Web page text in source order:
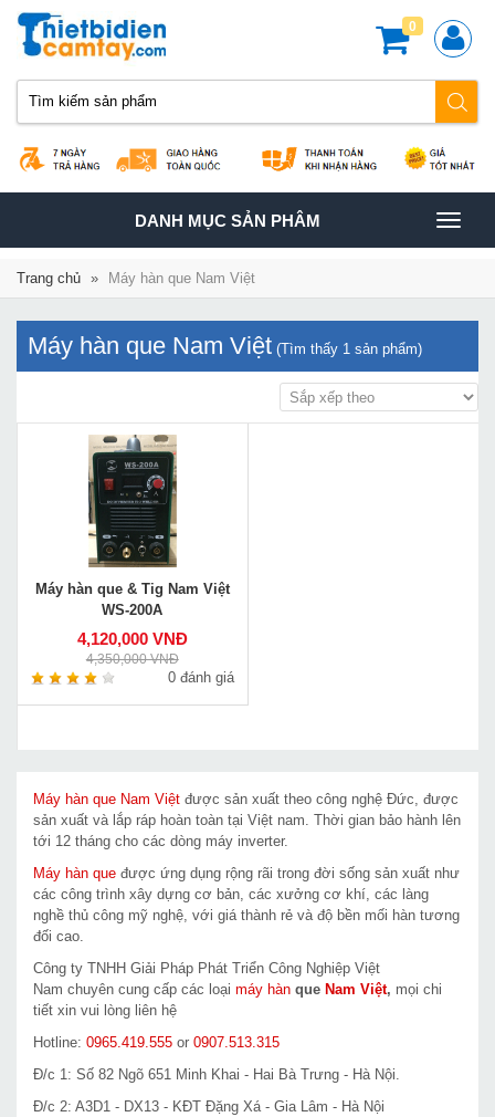
0
TOGGLE
NAVIGATION
DANH MỤC SẢN PHÂM
Trang chủ » Máy hàn que Nam Việt
Máy hàn que Nam Việt (Tìm thấy 1 sản phẩm)
Máy hàn que & Tig Nam Việt
WS-200A
4,120,000 VNĐ
4,350,000 VNĐ
0 đánh giá
Máy hàn que Nam Việt được sản xuất theo công nghệ Đức, được
sản xuất và lắp ráp hoàn toàn tại Việt nam. Thời gian bảo hành lên
tới 12 tháng cho các dòng máy inverter.
Máy hàn que được ứng dụng rộng rãi trong đời sống sản xuất như
các công trình xây dựng cơ bản, các xưởng cơ khí, các làng
nghề thủ công mỹ nghệ, với giá thành rẻ và độ bền mối hàn tương
đối cao.
Công ty TNHH Giải Pháp Phát Triển Công Nghiệp Việt
Nam chuyên cung cấp các loại máy hàn que Nam Việt, mọi chi
tiết xin vui lòng liên hệ
Hotline: 0965.419.555 or 0907.513.315
Đ/c 1: Số 82 Ngõ 651 Minh Khai - Hai Bà Trưng - Hà Nội.
Đ/c 2: A3D1 - DX13 - KĐT Đặng Xá - Gia Lâm - Hà Nội